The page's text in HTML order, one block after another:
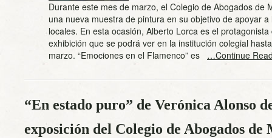
Durante este mes de marzo, el Colegio de Abogados de
una nueva muestra de pintura en su objetivo de apoyar a
locales. En esta ocasión, Alberto Lorca es el protagonista
exhibición que se podrá ver en la institución colegial
marzo. “Emociones en el Flamenco” es …Continue
“En estado puro” de Verónica Alonso
exposición del Colegio de Abogados de